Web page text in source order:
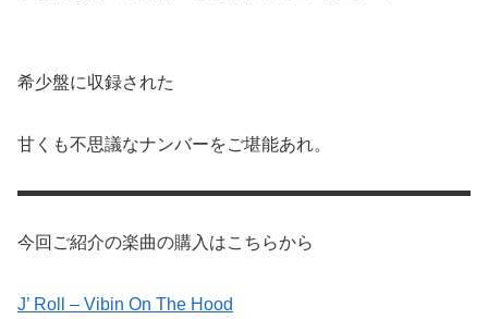
希少盤に収録された
甘くも不思議なナンバーをご堪能あれ。
今回ご紹介の楽曲の購入はこちらから
J’ Roll – Vibin On The Hood